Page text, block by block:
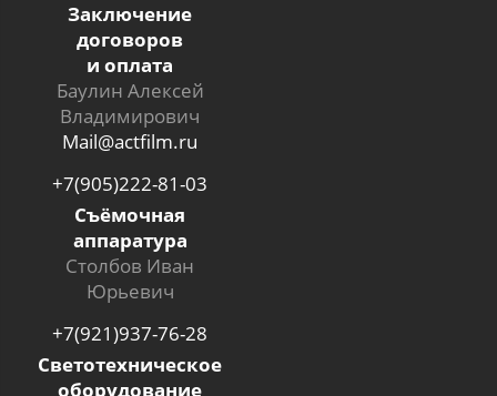
Заключение
договоров
и оплата
Баулин Алексей
Владимирович
Mail@actfilm.ru
+7(905)222-81-03
Съёмочная
аппаратура
Столбов Иван
Юрьевич
+7(921)937-76-28
Светотехническое
оборудование